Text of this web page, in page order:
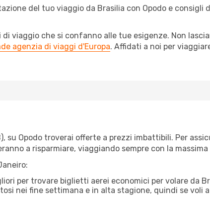
del tuo viaggio da Brasilia con Opodo e consigli
viaggio che si confanno alle tue esigenze. Non
agenzia di viaggi d'Europa. Affidati a noi per
su Opodo troverai offerte a prezzi imbattibili. Per
a risparmiare, viaggiando sempre con la
per trovare biglietti aerei economici per volare da
nei fine settimana e in alta stagione, quindi se voli